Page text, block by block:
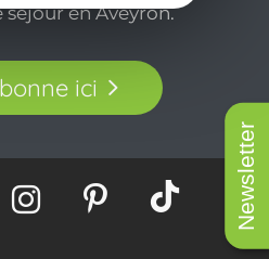
Newsletter
en Aveyron.
ici